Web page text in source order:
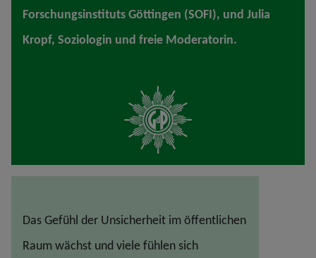
Forschungsinstituts Göttingen (SOFI), und Julia
Kropf, Soziologin und freie Moderatorin.
Das Gefühl der Unsicherheit im öffentlichen
Raum wächst und viele fühlen sich